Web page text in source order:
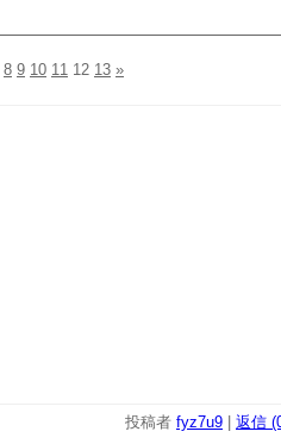
8 9 10 11 12 13 »
投稿者 fyz7u9 返信